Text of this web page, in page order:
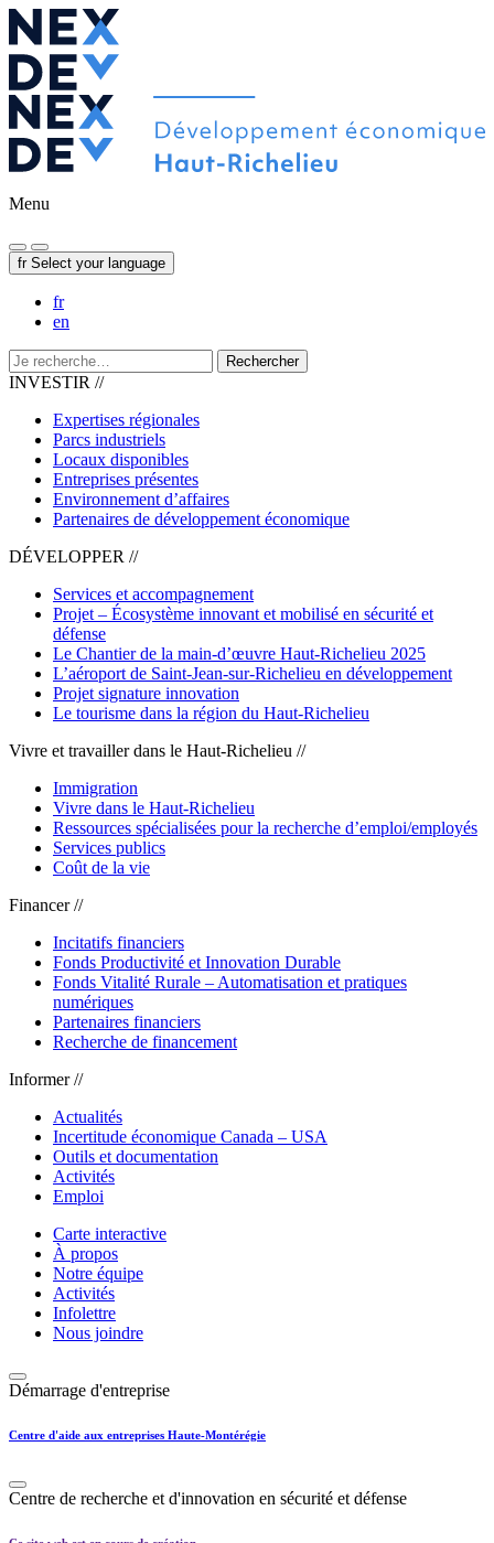
Menu
fr Select your language
fr
en
Rechercher
INVESTIR //
Expertises régionales
Parcs industriels
Locaux disponibles
Entreprises présentes
Environnement d’affaires
Partenaires de développement économique
DÉVELOPPER //
Services et accompagnement
Projet – Écosystème innovant et mobilisé en sécurité et
défense
Le Chantier de la main-d’œuvre Haut-Richelieu 2025
L’aéroport de Saint-Jean-sur-Richelieu en développement
Projet signature innovation
Le tourisme dans la région du Haut-Richelieu
Vivre et travailler dans le Haut-Richelieu //
Immigration
Vivre dans le Haut-Richelieu
Ressources spécialisées pour la recherche d’emploi/employés
Services publics
Coût de la vie
Financer //
Incitatifs financiers
Fonds Productivité et Innovation Durable
Fonds Vitalité Rurale – Automatisation et pratiques
numériques
Partenaires financiers
Recherche de financement
Informer //
Actualités
Incertitude économique Canada – USA
Outils et documentation
Activités
Emploi
Carte interactive
À propos
Notre équipe
Activités
Infolettre
Nous joindre
Démarrage d'entreprise
Centre d'aide aux entreprises Haute-Montérégie
Centre de recherche et d'innovation en sécurité et défense